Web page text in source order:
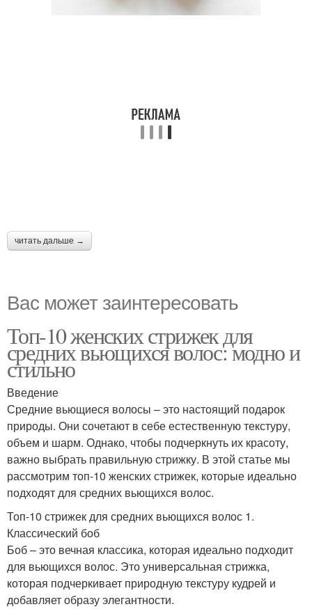
читать дальше →
Вас может заинтересовать
Топ-10 женских стрижек для
средних вьющихся волос: модно и
стильно
Введение
Средние вьющиеся волосы – это настоящий подарок
природы. Они сочетают в себе естественную текстуру,
объем и шарм. Однако, чтобы подчеркнуть их красоту,
важно выбрать правильную стрижку. В этой статье мы
рассмотрим топ-10 женских стрижек, которые идеально
подходят для средних вьющихся волос.
Топ-10 стрижек для средних вьющихся волос 1.
Классический боб
Боб – это вечная классика, которая идеально подходит
для вьющихся волос. Это универсальная стрижка,
которая подчеркивает природную текстуру кудрей и
добавляет образу элегантности.